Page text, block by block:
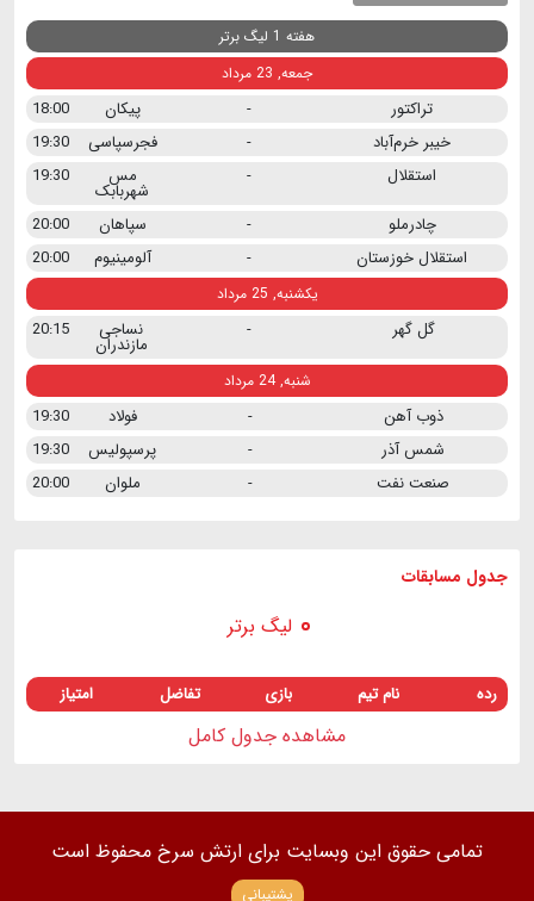
هفته 1 لیگ برتر
جمعه, 23 مرداد
تراکتور - پیکان
18:00
خیبر خرم‌آباد
- فجرسپاسی
19:30
استقلال
- مس
شهربابک
19:30
چادرملو
- سپاهان
20:00
استقلال خوزستان
- آلومینیوم 20:00
یکشنبه, 25 مرداد
گل گهر - نساجی
مازندران
20:15
شنبه, 24 مرداد
ذوب آهن - فولاد
19:30
شمس آذر
- پرسپولیس
19:30
صنعت نفت
- ملوان 20:00
جدول مسابقات
لیگ برتر
رده نام تیم بازی تفاضل امتیاز
مشاهده جدول کامل
تمامی حقوق این وبسایت برای ارتش سرخ محفوظ است
پشتیبانی